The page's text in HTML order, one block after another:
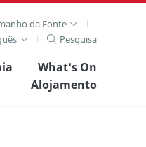
da Fonte
Pesquisa
What's On
Alojamento